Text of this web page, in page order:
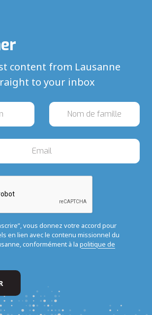
content from Lausanne
to your inbox
vous donnez votre accord pour
en lien avec le contenu missionnel du
conformément à la politique de